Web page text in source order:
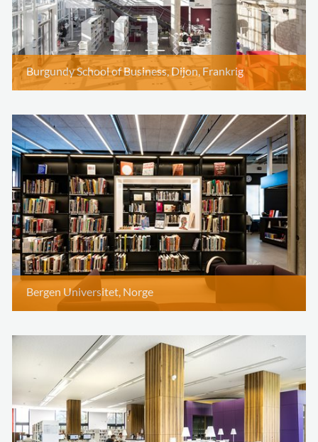
Burgundy School of Business, Dijon, Frankrig
Bergen Universitet, Norge